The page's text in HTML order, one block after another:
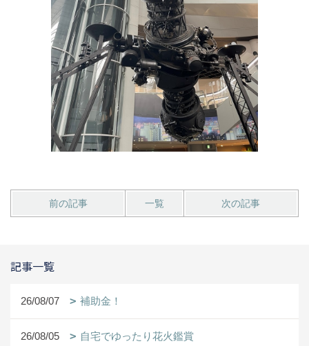
前の記事 一覧 次の記事
記事一覧
26/08/07 補助金！
26/08/05 自宅でゆったり花火鑑賞